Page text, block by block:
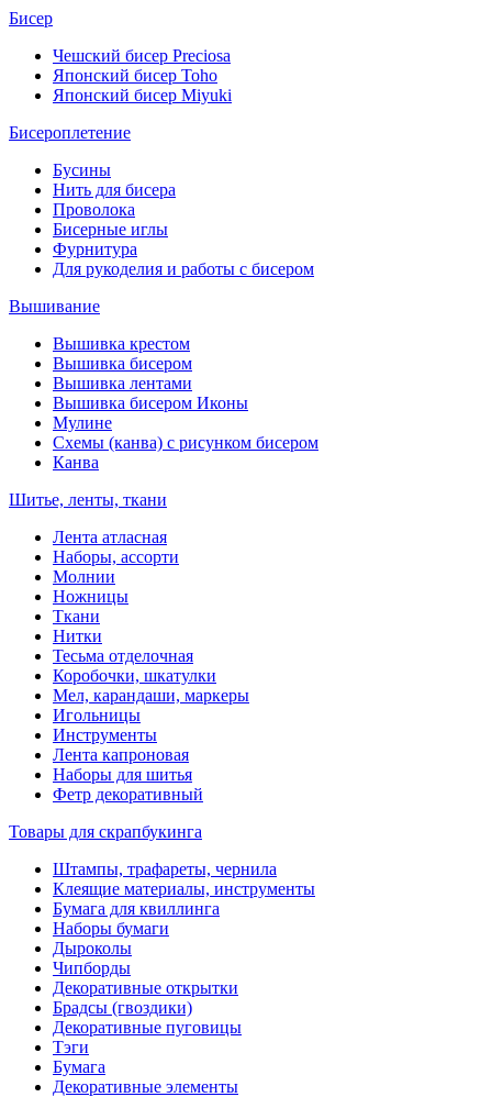
Бисер
Чешский бисер Preciosa
Японский бисер Toho
Японский бисер Miyuki
Бисероплетение
Бусины
Нить для бисера
Проволока
Бисерные иглы
Фурнитура
Для рукоделия и работы с бисером
Вышивание
Вышивка крестом
Вышивка бисером
Вышивка лентами
Вышивка бисером Иконы
Мулине
Схемы (канва) с рисунком бисером
Канва
Шитье, ленты, ткани
Лента атласная
Наборы, ассорти
Молнии
Ножницы
Ткани
Нитки
Тесьма отделочная
Коробочки, шкатулки
Мел, карандаши, маркеры
Игольницы
Инструменты
Лента капроновая
Наборы для шитья
Фетр декоративный
Товары для скрапбукинга
Штампы, трафареты, чернила
Клеящие материалы, инструменты
Бумага для квиллинга
Наборы бумаги
Дыроколы
Чипборды
Декоративные открытки
Брадсы (гвоздики)
Декоративные пуговицы
Тэги
Бумага
Декоративные элементы